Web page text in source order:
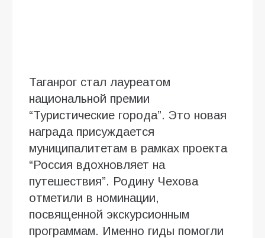
Таганрог стал лауреатом
национальной премии
“Туристические города”. Это новая
награда присуждается
муниципалитетам в рамках проекта
“Россия вдохновляет на
путешествия”. Родину Чехова
отметили в номинации,
посвященной экскурсионным
программам. Именно гиды помогли